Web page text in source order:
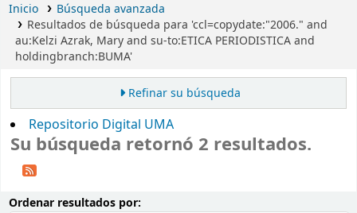
Inicio
Búsqueda avanzada
Resultados de búsqueda para 'ccl=copydate:"2006." and
au:Kelzi Azrak, Mary and su-to:ETICA PERIODISTICA and
holdingbranch:BUMA'
Refinar su búsqueda
Repositorio Digital UMA
Su búsqueda retornó 2 resultados.
Ordenar resultados por: